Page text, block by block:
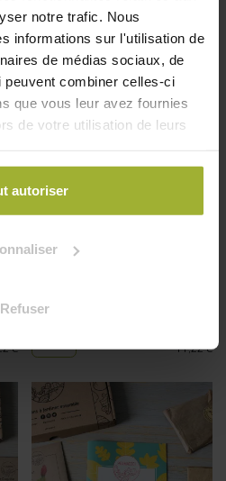
notre trafic. Nous
informations sur l'utilisation de
de médias sociaux, de
peuvent combiner celles-ci
que vous leur avez fournies
de votre utilisation de leurs
autoriser
Refuser
€
Épuisé
indien"
14,22€